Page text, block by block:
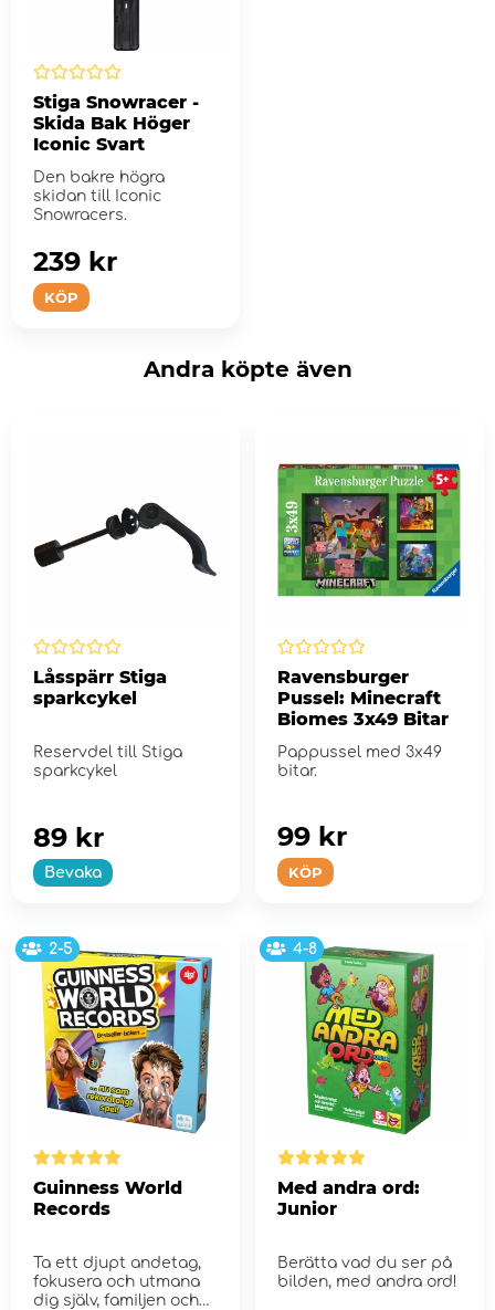
Stiga Snowracer -
Skida Bak Höger
Iconic Svart
Den bakre högra
skidan till Iconic
Snowracers.
KÖP
239 kr
Andra köpte även
Låsspärr Stiga
sparkcykel
Reservdel till Stiga
sparkcykel
Bevaka
89 kr
Ravensburger
Pussel: Minecraft
Biomes 3x49 Bitar
Pappussel med 3x49
bitar.
KÖP
99 kr
2-5
Guinness World
Records
Ta ett djupt andetag,
fokusera och utmana
dig själv, familjen och
4-8
Med andra ord:
Junior
Berätta vad du ser på
bilden, med andra ord!